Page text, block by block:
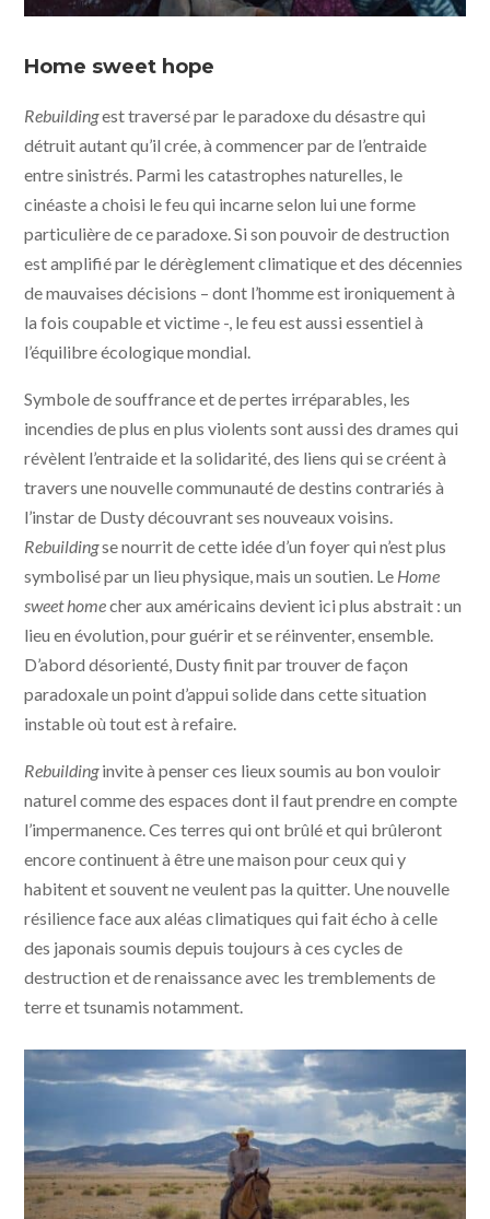
Home sweet hope
Rebuildingest traversé par le paradoxe du désastre qui
détruit autant qu’il crée, à commencer par de l’entraide
entre sinistrés. Parmi les catastrophes naturelles, le
cinéaste a choisi le feu qui incarne selon lui une forme
particulière de ce paradoxe. Si son pouvoir de destruction
est amplifié par le dérèglement climatique et des décennies
de mauvaises décisions – dont l’homme est ironiquement à
la fois coupable et victime -, le feu est aussi essentiel à
l’équilibre écologique mondial.
Symbole de souffrance et de pertes irréparables, les
incendies de plus en plus violents sont aussi des drames qui
révèlent l’entraide et la solidarité, des liens qui se créent à
travers une nouvelle communauté de destins contrariés à
l’instar de Dusty découvrant ses nouveaux voisins.
Rebuildingse nourrit de cette idée d’un foyer qui n’est plus
symbolisé par un lieu physique, mais un soutien. Le Home
sweet homecher aux américains devient ici plus abstrait : un
lieu en évolution, pour guérir et se réinventer, ensemble.
D’abord désorienté, Dusty finit par trouver de façon
paradoxale un point d’appui solide dans cette situation
instable où tout est à refaire.
Rebuildinginvite à penser ces lieux soumis au bon vouloir
naturel comme des espaces dont il faut prendre en compte
l’impermanence. Ces terres qui ont brûlé et qui brûleront
encore continuent à être une maison pour ceux qui y
habitent et souvent ne veulent pas la quitter. Une nouvelle
résilience face aux aléas climatiques qui fait écho à celle
des japonais soumis depuis toujours à ces cycles de
destruction et de renaissance avec les tremblements de
terre et tsunamis notamment.